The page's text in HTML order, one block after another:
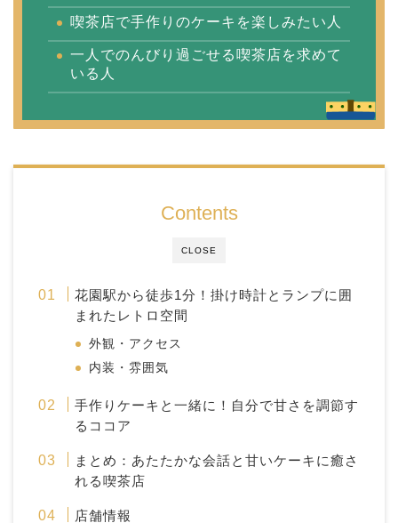
喫茶店で手作りのケーキを楽しみたい人
一人でのんびり過ごせる喫茶店を求めて
いる人
CLOSE
Contents
花園駅から徒歩1分！掛け時計とランプに囲
まれたレトロ空間
外観・アクセス
内装・雰囲気
手作りケーキと一緒に！自分で甘さを調節す
るココア
まとめ：あたたかな会話と甘いケーキに癒さ
れる喫茶店
店舗情報